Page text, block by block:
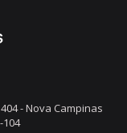
- Nova Campinas
104